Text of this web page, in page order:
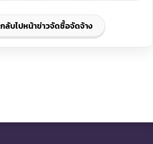
กลับไปหน้าข่าวจัดซื้อจัดจ้าง